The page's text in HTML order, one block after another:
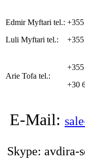
Edmir Myftari tel.:
Luli Myftari tel.:
+355
Arie Tofa tel.:
+30
E-Mail:
Skype: avdira-